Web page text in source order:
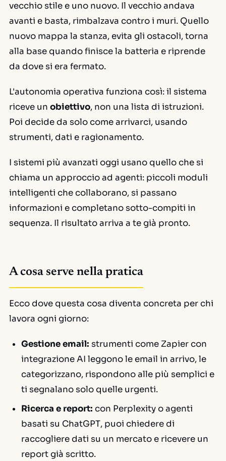
vecchio stile e uno nuovo. Il vecchio andava
avanti e basta, rimbalzava contro i muri. Quello
nuovo mappa la stanza, evita gli ostacoli, torna
alla base quando finisce la batteria e riprende
da dove si era fermato.
L'autonomia operativa funziona così: il sistema
riceve un obiettivo, non una lista di istruzioni.
Poi decide da solo come arrivarci, usando
strumenti, dati e ragionamento.
I sistemi più avanzati oggi usano quello che si
chiama un approccio ad agenti: piccoli moduli
intelligenti che collaborano, si passano
informazioni e completano sotto-compiti in
sequenza. Il risultato arriva a te già pronto.
A cosa serve nella pratica
Ecco dove questa cosa diventa concreta per chi
lavora ogni giorno:
Gestione email: strumenti come Zapiercon
integrazione AI leggono le email in arrivo, le
categorizzano, rispondono alle più semplici e
ti segnalano solo quelle urgenti.
Ricerca e report: con Perplexityo agenti
basati su ChatGPT, puoi chiedere di
raccogliere dati su un mercato e ricevere un
report già scritto.